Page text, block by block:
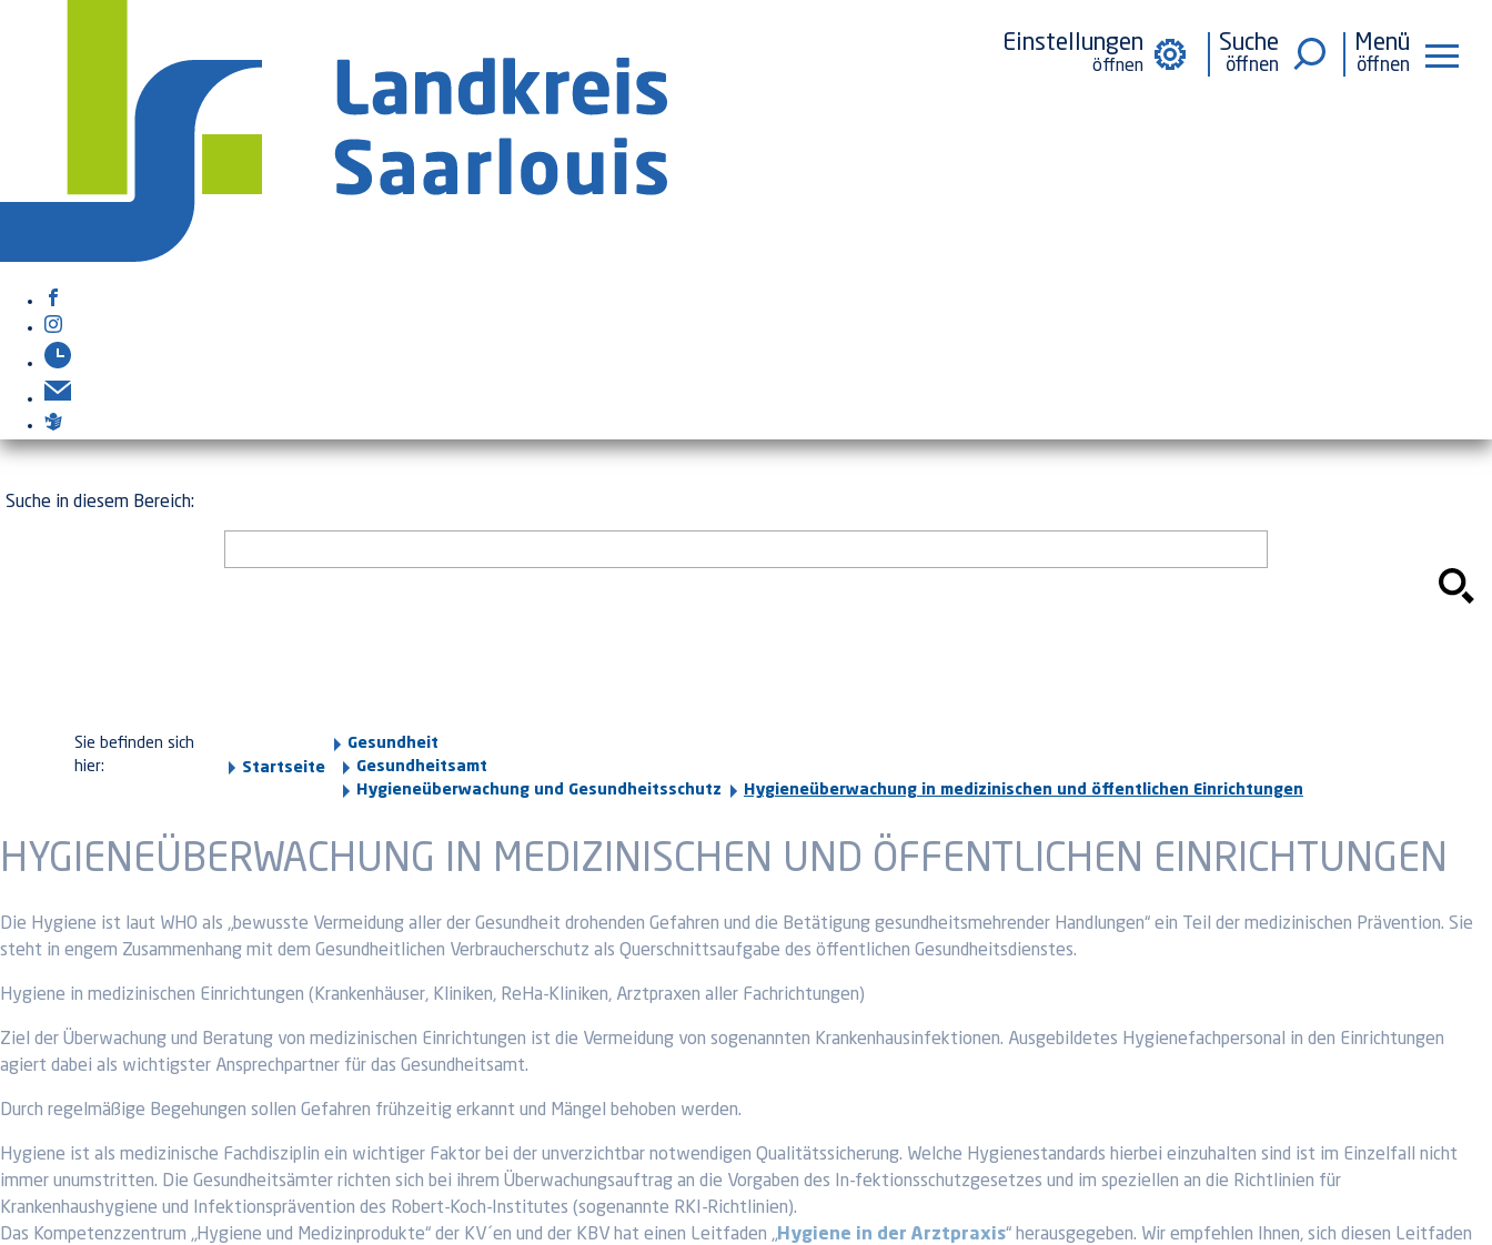
Einstellungen Suche Menü
Suche in diesem Bereich:
Sie befinden sich
hier:
Startseite
Gesundheit
Gesundheitsamt
Hygieneüberwachung und Gesundheitsschutz
Hygieneüberwachung in medizinischen und öffentlichen Einrichtungen
HYGIENEÜBERWACHUNG IN MEDIZINISCHEN UND ÖFFENTLICHEN EINRICHTUNGEN
Die Hygiene ist laut WHO als „bewusste Vermeidung aller der Gesundheit drohenden Gefahren und die Betätigung gesundheitsmehrender Handlungen“ ein Teil der medizinischen Prävention. Sie
steht in engem Zusammenhang mit dem Gesundheitlichen Verbraucherschutz als Querschnittsaufgabe des öffentlichen Gesundheitsdienstes.
Hygiene in medizinischen Einrichtungen (Krankenhäuser, Kliniken, ReHa-Kliniken, Arztpraxen aller Fachrichtungen)
Ziel der Überwachung und Beratung von medizinischen Einrichtungen ist die Vermeidung von sogenannten Krankenhausinfektionen. Ausgebildetes Hygienefachpersonal in den Einrichtungen
agiert dabei als wichtigster Ansprechpartner für das Gesundheitsamt.
Durch regelmäßige Begehungen sollen Gefahren frühzeitig erkannt und Mängel behoben werden.
Hygiene ist als medizinische Fachdisziplin ein wichtiger Faktor bei der unverzichtbar notwendigen Qualitätssicherung. Welche Hygienestandards hierbei einzuhalten sind ist im Einzelfall nicht
immer unumstritten. Die Gesundheitsämter richten sich bei ihrem Überwachungsauftrag an die Vorgaben des In-fektionsschutzgesetzes und im speziellen an die Richtlinien für
Krankenhaushygiene und Infektionsprävention des Robert-Koch-Institutes (sogenannte RKI-Richtlinien).
Das Kompetenzzentrum „Hygiene und Medizinprodukte“ der KV´en und der KBV hat einen Leitfaden „Hygiene in der Arztpraxis“ herausgegeben. Wir empfehlen Ihnen, sich diesen Leitfaden